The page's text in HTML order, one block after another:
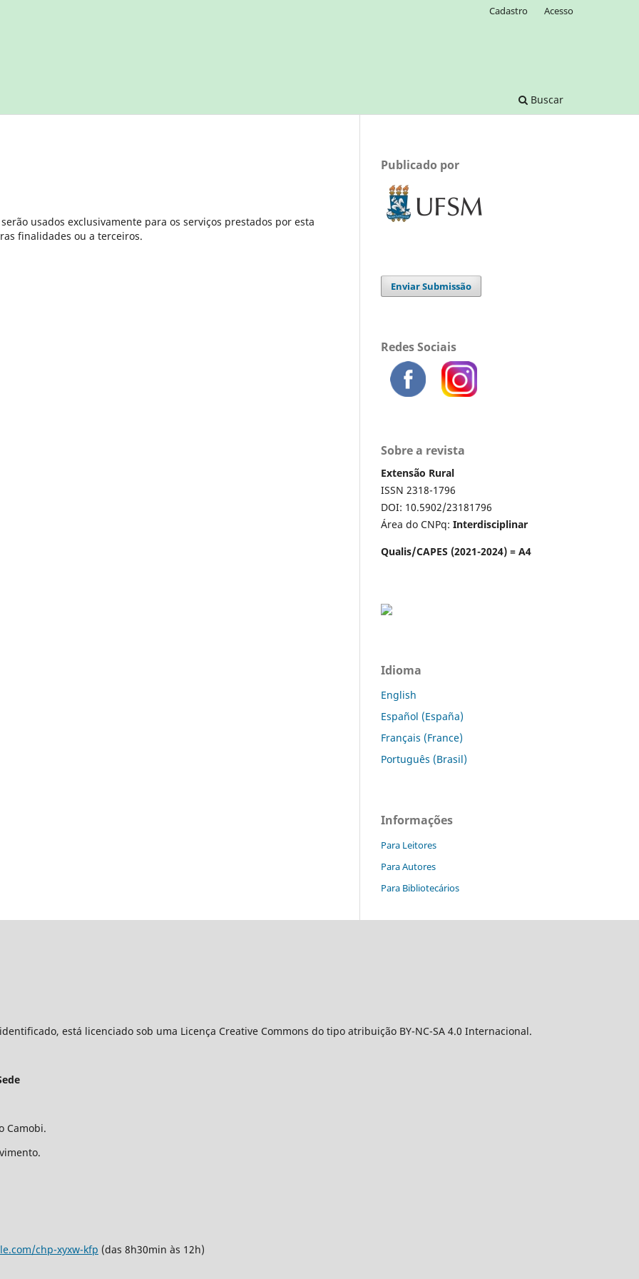
Buscar
Cadastro Acesso
usados exclusivamente para os serviços prestados por esta
finalidades ou a terceiros.
Publicado por
Enviar Submissão
Redes Sociais
Sobre a revista
Extensão Rural
ISSN 2318-1796
DOI: 10.5902/23181796
Área do CNPq: Interdisciplinar
Qualis/CAPES (2021-2024) = A4
Idioma
English
Español (España)
Français (France)
Português (Brasil)
Informações
Para Leitores
Para Autores
Para Bibliotecários
está licenciado sob uma Licença Creative Commons do tipo atribuição BY-NC-SA 4.0 Internacional.
Camobi.
chp-xyxw-kfp (das 8h30min às 12h)